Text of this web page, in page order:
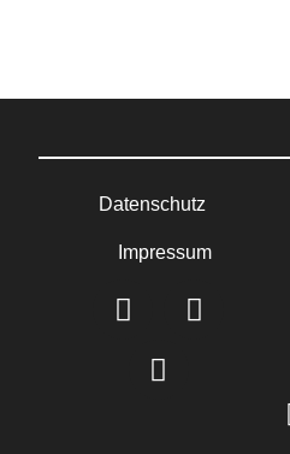
Datenschutz
Impressum